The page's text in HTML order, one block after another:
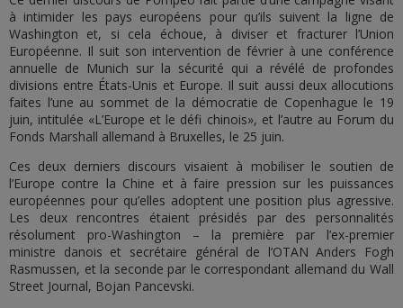
à intimider les pays européens pour qu’ils suivent la ligne de
Washington et, si cela échoue, à diviser et fracturer l’Union
Européenne. Il suit son intervention de février à une conférence
annuelle de Munich sur la sécurité qui a révélé de profondes
divisions entre États-Unis et Europe. Il suit aussi deux allocutions
faites l’une au sommet de la démocratie de Copenhague le 19
juin, intitulée «L’Europe et le défi chinois», et l’autre au Forum du
Fonds Marshall allemand à Bruxelles, le 25 juin.
Ces deux derniers discours visaient à mobiliser le soutien de
l’Europe contre la Chine et à faire pression sur les puissances
européennes pour qu’elles adoptent une position plus agressive.
Les deux rencontres étaient présidés par des personnalités
résolument pro-Washington – la première par l’ex-premier
ministre danois et secrétaire général de l’OTAN Anders Fogh
Rasmussen, et la seconde par le correspondant allemand du Wall
Street Journal, Bojan Pancevski.